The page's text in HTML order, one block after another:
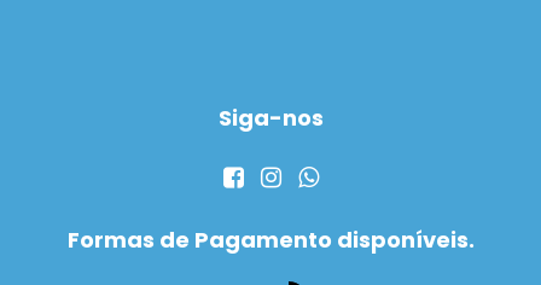
Siga-nos
Formas de Pagamento disponíveis.